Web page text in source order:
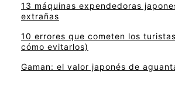
13 máquinas expendedoras
extrañas
10 errores que cometen los
cómo evitarlos)
Gaman: el valor japonés de